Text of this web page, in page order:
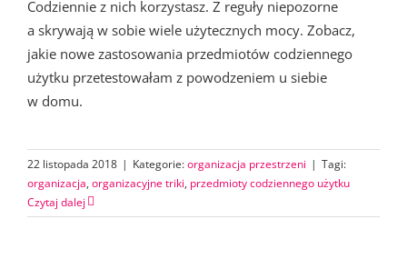
Codziennie z nich korzystasz. Z reguły niepozorne
a skrywają w sobie wiele użytecznych mocy. Zobacz,
jakie nowe zastosowania przedmiotów codziennego
użytku przetestowałam z powodzeniem u siebie
w domu.
22 listopada 2018 | Kategorie:organizacja przestrzeni | Tagi:
organizacja, organizacyjne triki, przedmioty codziennego użytku
Czytaj dalej